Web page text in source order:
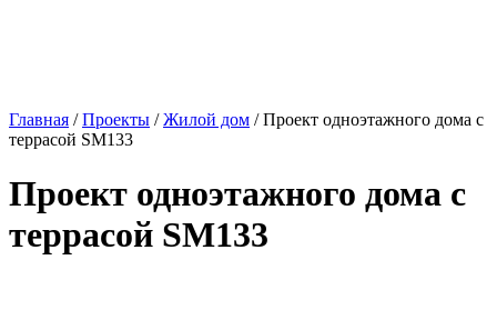
Главная /Проекты /Жилой дом / Проект одноэтажного дома с
террасой SM133
Проект одноэтажного дома с
террасой SM133